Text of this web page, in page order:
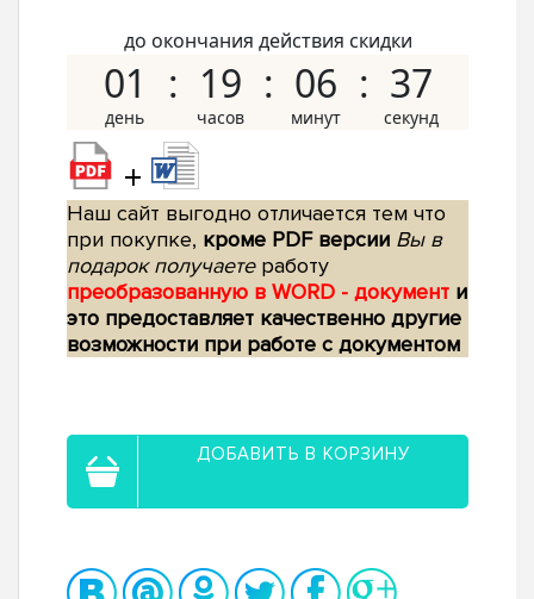
до окончания действия скидки
01 19 06 36
+
Наш сайт выгодно отличается тем что
при покупке, кроме PDF версии Вы в
подарок получаетеработу
преобразованную в WORD - документ и
это предоставляет качественно другие
возможности при работе с документом
ДОБАВИТЬ В КОРЗИНУ